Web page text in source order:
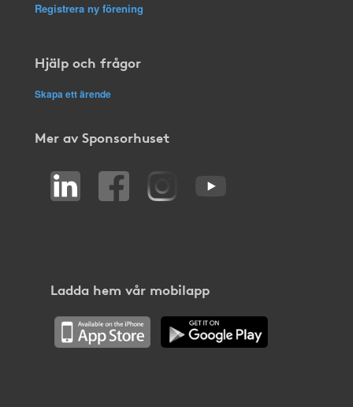
Registrera ny förening
Hjälp och frågor
Skapa ett ärende
Mer av Sponsorhuset
Ladda hem vår mobilapp